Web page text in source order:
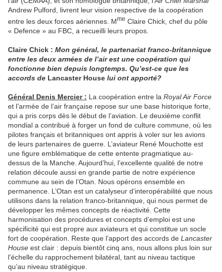
Andrew Pulford, livrent leur vision respective de la coopération
entre les deux forces aériennes. Mme Claire Chick, chef du pôle
« Defence » au FBC, a recueilli leurs propos.
Claire Chick : Mon général, le partenariat franco-britannique
entre les deux armées de l’air est une coopération qui
fonctionne bien depuis longtemps. Qu’est-ce que les
accords de Lancaster House lui ont apporté?
Général Denis Mercier : La coopération entre la Royal Air Force
et l’armée de l’air française repose sur une base historique forte,
qui a pris corps dès le début de l’aviation. Le deuxième conflit
mondial a contribué à forger un fond de culture commune, où les
pilotes français et britanniques ont appris à voler sur les avions
de leurs partenaires de guerre. L’aviateur René Mouchotte est
une figure emblématique de cette entente pragmatique au-
dessus de la Manche. Aujourd’hui, l’excellente qualité de notre
relation découle aussi en grande partie de notre expérience
commune au sein de l’Otan. Nous opérons ensemble en
permanence. L’Otan est un catalyseur d’interopérabilité que nous
utilisons dans la relation franco-britannique, qui nous permet de
développer les mêmes concepts de réactivité. Cette
harmonisation des procédures et concepts d’emploi est une
spécificité qui est propre aux aviateurs et qui constitue un socle
fort de coopération. Reste que l’apport des accords de Lancaster
House est clair : depuis bientôt cinq ans, nous allons plus loin sur
l’échelle du rapprochement bilatéral, tant au niveau tactique
qu’au niveau stratégique.